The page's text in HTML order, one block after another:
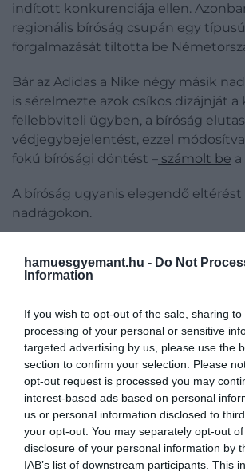
hamuesgyemant.hu - Do Not
Information
If you wish to opt-out of the sale, sharing
processing of your personal or sensitive
targeted advertising by us, please use the
section to confirm your selection. Please
opt-out request is processed you may
interest-based ads based on personal
us or personal information disclosed to
your opt-out. You may separately opt-out
disclosure of your personal information by
IAB’s list of downstream participants. This
indított konkurenciája ellen.
regionális bíróság csupán egy
forgalmazását tiltotta be
Bár az Adidas a Nike négy másik
is sérelmezte azok csíkos dizájnját a
fellebbviteli ügyben, a bíróság
védjegybejelentést, ezzel
fokú bírósági döntést – számolt be
A bíróság ugyanis elegendő
nadrágokon.
– mondta ki a bíróság.